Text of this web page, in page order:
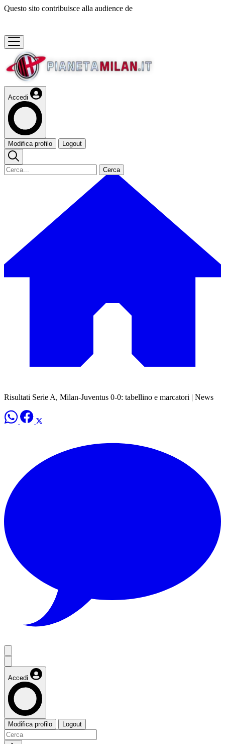
Questo sito contribuisce alla audience de
Accedi
Modifica profilo Logout
Cerca
Risultati Serie A, Milan-Juventus 0-0: tabellino e marcatori | News
Accedi
Modifica profilo Logout